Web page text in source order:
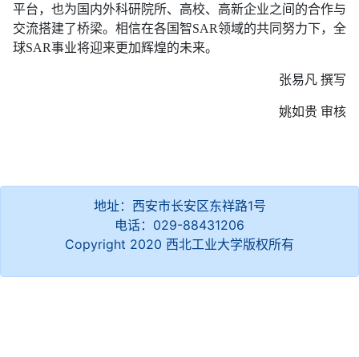
平台，也为国内外科研院所、高校、高新企业之间的合作与
交流搭建了桥梁。相信在各国智SAR领域的共同努力下，全
球SAR事业将迎来更加辉煌的未来。
张易凡 撰写
姚如贵 审核
地址：西安市长安区东祥路1号
电话：029-88431206
Copyright 2020 西北工业大学版权所有